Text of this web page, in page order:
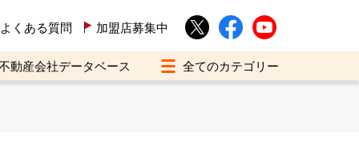
よくある質問 加盟店募集中
動産会社データベース